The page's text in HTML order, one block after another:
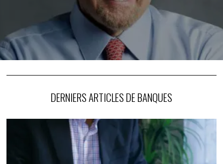
DERNIERS ARTICLES DE BANQUES